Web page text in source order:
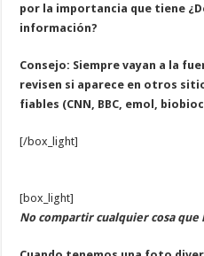
por la importancia que tiene
información?
Consejo: Siempre vayan a la
revisen si aparece en otros
fiables (CNN, BBC, emol,
[/box_light]
[box_light]
No compartir cualquier cosa que